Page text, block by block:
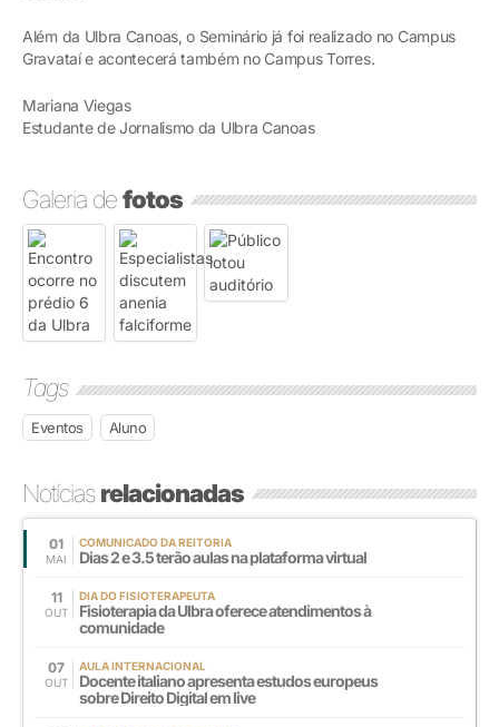
Além da Ulbra Canoas, o Seminário já foi realizado no Campus
Gravataí e acontecerá também no Campus Torres.
Mariana Viegas
Estudante de Jornalismo da Ulbra Canoas
Galeria defotos
Tags
Eventos Aluno
Notíciasrelacionadas
01
MAI
COMUNICADO DA REITORIA
Dias 2 e 3.5 terão aulas na plataforma virtual
11
OUT
DIA DO FISIOTERAPEUTA
Fisioterapia da Ulbra oferece atendimentos à
comunidade
07
OUT
AULA INTERNACIONAL
Docente italiano apresenta estudos europeus
sobre Direito Digital em live